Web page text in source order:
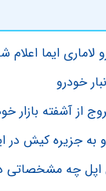
ایما اعلام شد
خودرو
از آشفته بازار
به جزیره کیش در
اپل چه مشخصاتی